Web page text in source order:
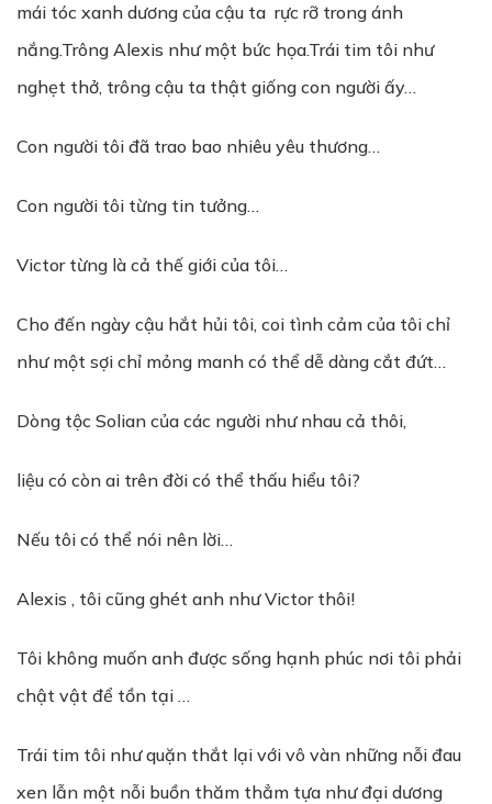
mái tóc xanh dương của cậu ta rực rỡ trong ánh
nắng.Trông Alexis như một bức họa.Trái tim tôi như
nghẹt thở, trông cậu ta thật giống con người ấy…
Con người tôi đã trao bao nhiêu yêu thương…
Con người tôi từng tin tưởng…
Victor từng là cả thế giới của tôi…
Cho đến ngày cậu hắt hủi tôi, coi tình cảm của tôi chỉ
như một sợi chỉ mỏng manh có thể dễ dàng cắt đứt…
Dòng tộc Solian của các người như nhau cả thôi,
liệu có còn ai trên đời có thể thấu hiểu tôi?
Nếu tôi có thể nói nên lời…
Alexis , tôi cũng ghét anh như Victor thôi!
Tôi không muốn anh được sống hạnh phúc nơi tôi phải
chật vật để tồn tại …
Trái tim tôi như quặn thắt lại với vô vàn những nỗi đau
xen lẫn một nỗi buồn thăm thẳm tựa như đại dương